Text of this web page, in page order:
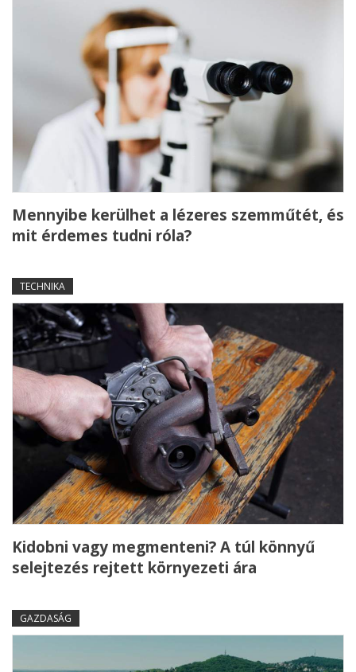
Mennyibe kerülhet a lézeres szemműtét, és
mit érdemes tudni róla?
TECHNIKA
Kidobni vagy megmenteni? A túl könnyű
selejtezés rejtett környezeti ára
GAZDASÁG